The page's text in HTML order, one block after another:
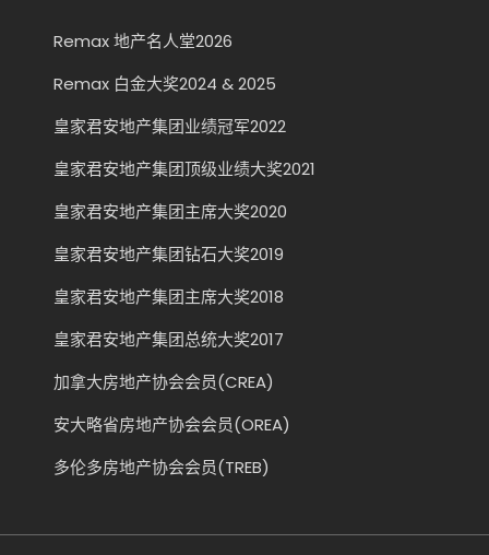
Remax 地产名人堂2026
Remax 白金大奖2024 & 2025
皇家君安地产集团业绩冠军2022
皇家君安地产集团顶级业绩大奖2021
皇家君安地产集团主席大奖2020
皇家君安地产集团钻石大奖2019
皇家君安地产集团主席大奖2018
皇家君安地产集团总统大奖2017
加拿大房地产协会会员(CREA)
安大略省房地产协会会员(OREA)
多伦多房地产协会会员(TREB)